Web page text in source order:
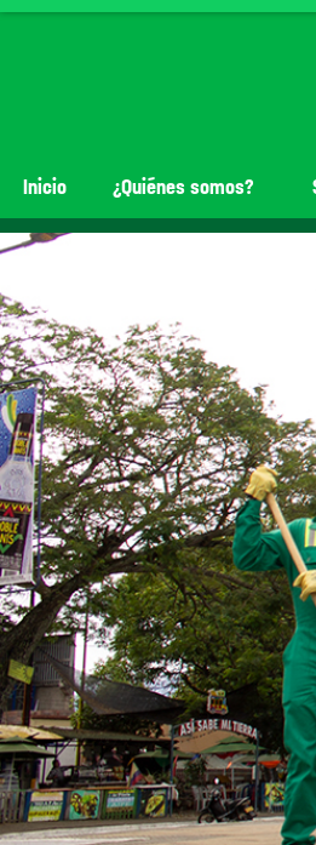
Inicio
¿Quiénes somos?